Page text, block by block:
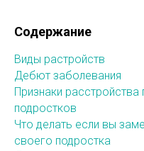
Содержание
Виды растройств
Дебют заболевания
Признаки
подростков
Что делать если вы
своего подростка